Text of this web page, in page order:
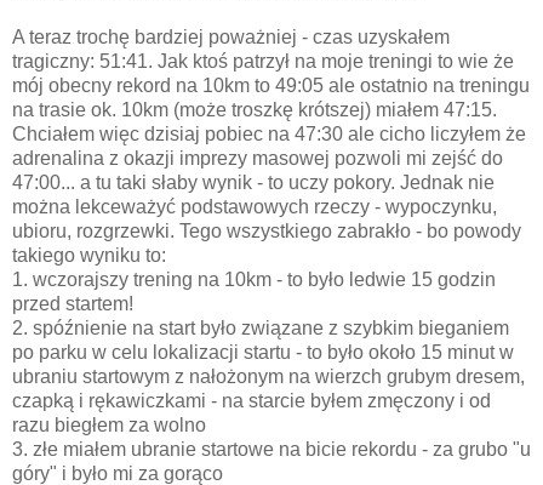
A teraz trochę bardziej poważniej - czas uzyskałem
tragiczny: 51:41. Jak ktoś patrzył na moje treningi to wie że
mój obecny rekord na 10km to 49:05 ale ostatnio na treningu
na trasie ok. 10km (może troszkę krótszej) miałem 47:15.
Chciałem więc dzisiaj pobiec na 47:30 ale cicho liczyłem że
adrenalina z okazji imprezy masowej pozwoli mi zejść do
47:00... a tu taki słaby wynik - to uczy pokory. Jednak nie
można lekceważyć podstawowych rzeczy - wypoczynku,
ubioru, rozgrzewki. Tego wszystkiego zabrakło - bo powody
takiego wyniku to:
1. wczorajszy trening na 10km - to było ledwie 15 godzin
przed startem!
2. spóźnienie na start było związane z szybkim bieganiem
po parku w celu lokalizacji startu - to było około 15 minut w
ubraniu startowym z nałożonym na wierzch grubym dresem,
czapką i rękawiczkami - na starcie byłem zmęczony i od
razu biegłem za wolno
3. złe miałem ubranie startowe na bicie rekordu - za grubo "u
góry" i było mi za gorąco